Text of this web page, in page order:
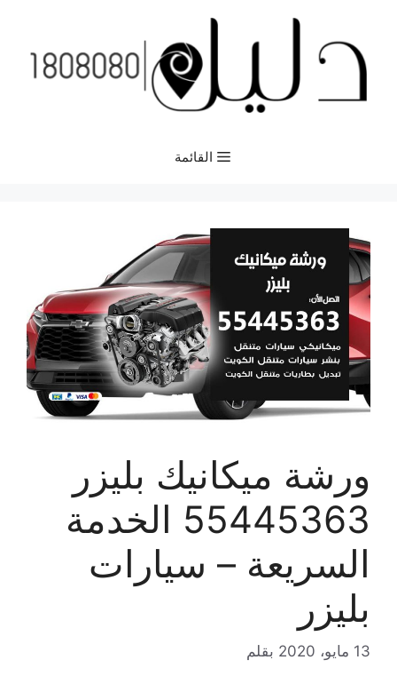
المحتوى
القائمة
ورشة ميكانيك بليزر
55445363 الخدمة
السريعة – سيارات
بليزر
13 مايو، 2020 بقلم